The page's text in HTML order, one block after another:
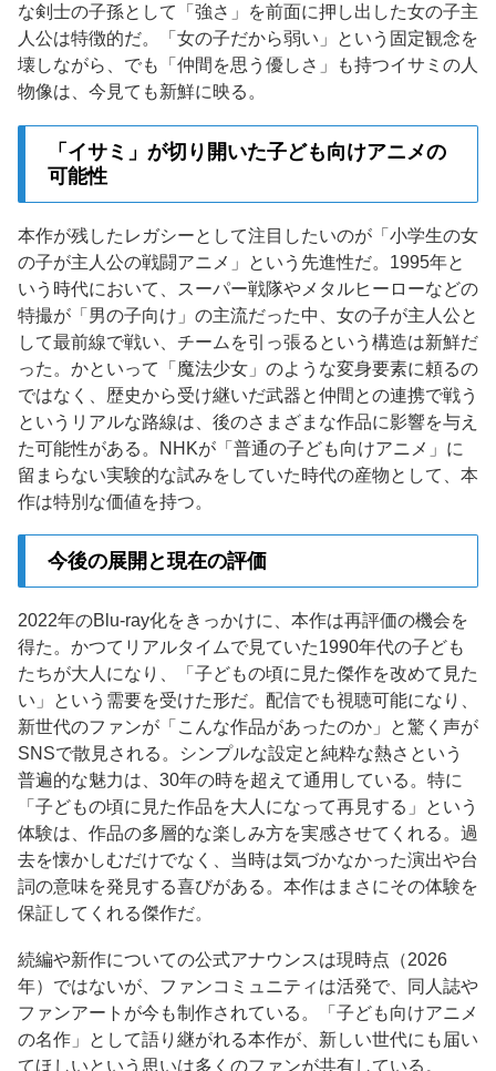
な剣士の子孫として「強さ」を前面に押し出した女の子主
人公は特徴的だ。「女の子だから弱い」という固定観念を
壊しながら、でも「仲間を思う優しさ」も持つイサミの人
物像は、今見ても新鮮に映る。
「イサミ」が切り開いた子ども向けアニメの
可能性
本作が残したレガシーとして注目したいのが「小学生の女
の子が主人公の戦闘アニメ」という先進性だ。1995年と
いう時代において、スーパー戦隊やメタルヒーローなどの
特撮が「男の子向け」の主流だった中、女の子が主人公と
して最前線で戦い、チームを引っ張るという構造は新鮮だ
った。かといって「魔法少女」のような変身要素に頼るの
ではなく、歴史から受け継いだ武器と仲間との連携で戦う
というリアルな路線は、後のさまざまな作品に影響を与え
た可能性がある。NHKが「普通の子ども向けアニメ」に
留まらない実験的な試みをしていた時代の産物として、本
作は特別な価値を持つ。
今後の展開と現在の評価
2022年のBlu-ray化をきっかけに、本作は再評価の機会を
得た。かつてリアルタイムで見ていた1990年代の子ども
たちが大人になり、「子どもの頃に見た傑作を改めて見た
い」という需要を受けた形だ。配信でも視聴可能になり、
新世代のファンが「こんな作品があったのか」と驚く声が
SNSで散見される。シンプルな設定と純粋な熱さという
普遍的な魅力は、30年の時を超えて通用している。特に
「子どもの頃に見た作品を大人になって再見する」という
体験は、作品の多層的な楽しみ方を実感させてくれる。過
去を懐かしむだけでなく、当時は気づかなかった演出や台
詞の意味を発見する喜びがある。本作はまさにその体験を
保証してくれる傑作だ。
続編や新作についての公式アナウンスは現時点（2026
年）ではないが、ファンコミュニティは活発で、同人誌や
ファンアートが今も制作されている。「子ども向けアニメ
の名作」として語り継がれる本作が、新しい世代にも届い
てほしいという思いは多くのファンが共有している。